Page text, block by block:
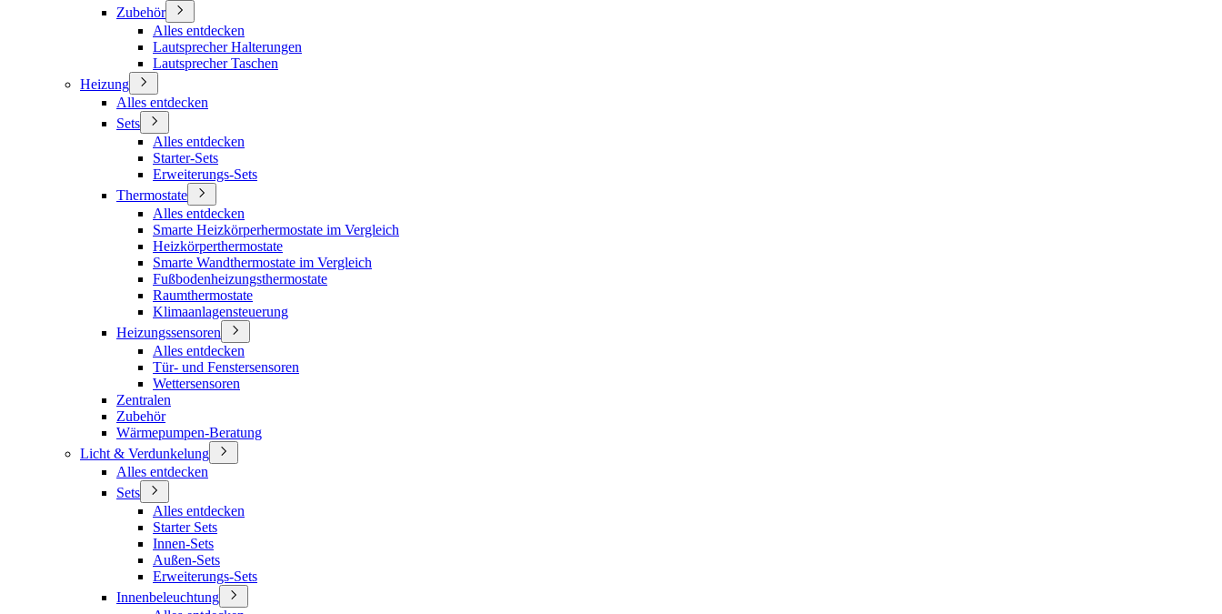
Zubehör
Alles entdecken
Lautsprecher Halterungen
Lautsprecher Taschen
Heizung
Alles entdecken
Sets
Alles entdecken
Starter-Sets
Erweiterungs-Sets
Thermostate
Alles entdecken
Smarte Heizkörperhermostate im Vergleich
Heizkörperthermostate
Smarte Wandthermostate im Vergleich
Fußbodenheizungsthermostate
Raumthermostate
Klimaanlagensteuerung
Heizungssensoren
Alles entdecken
Tür- und Fenstersensoren
Wettersensoren
Zentralen
Zubehör
Wärmepumpen-Beratung
Licht & Verdunkelung
Alles entdecken
Sets
Alles entdecken
Starter Sets
Innen-Sets
Außen-Sets
Erweiterungs-Sets
Innenbeleuchtung